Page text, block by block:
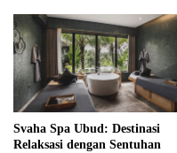
Svaha Spa Ubud: Destinasi
Relaksasi dengan Sentuhan